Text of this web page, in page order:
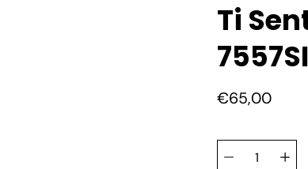
Ti
7557SI
€65,00
selector